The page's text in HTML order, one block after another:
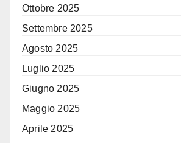
Ottobre 2025
Settembre 2025
Agosto 2025
Luglio 2025
Giugno 2025
Maggio 2025
Aprile 2025